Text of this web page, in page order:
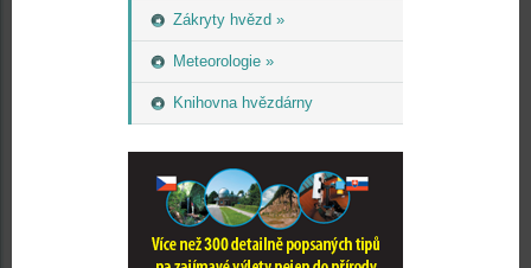
Zákryty hvězd »
Meteorologie »
Knihovna hvězdárny